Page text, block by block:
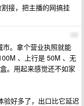
接，把主播的网搞挂
14
。拿个营业执照就能
、上行是 50M 、无
。用起来感觉还不如家
验好多了，出口比它延迟